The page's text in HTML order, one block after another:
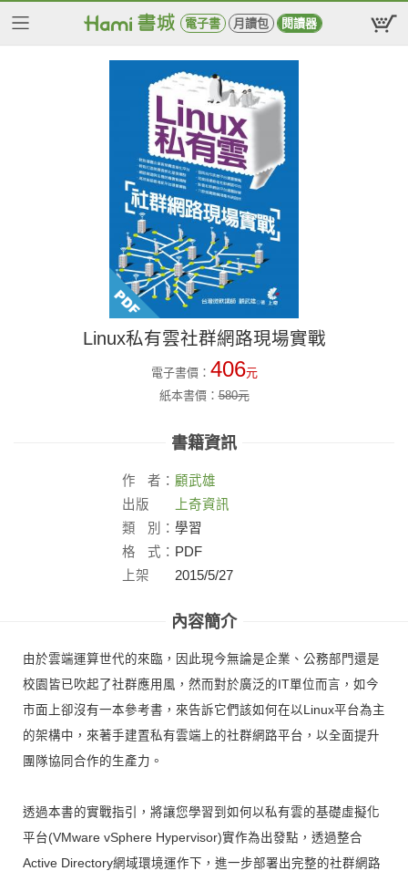
電子書 月讀包 閱讀器
Linux私有雲社群網路現場實戰
電子書價： 406元
紙本書價：580元
書籍資訊
作 者： 顧武雄
出版
社：
上奇資訊
類
別： 學習
格
式： PDF
上架
2015/5/27
內容簡介
由於雲端運算世代的來臨，因此現今無論是企業、公務部門還是
校園皆已吹起了社群應用風，然而對於廣泛的IT單位而言，如今
市面上卻沒有一本參考書，來告訴它們該如何在以Linux平台為主
的架構中，來著手建置私有雲端上的社群網路平台，以全面提升
團隊協同合作的生產力。
透過本書的實戰指引，將讓您學習到如何以私有雲的基礎虛擬化
平台(VMware vSphere Hypervisor)實作為出發點，透過整合
Active Directory網域環境運作下，進一步部署出完整的社群網路